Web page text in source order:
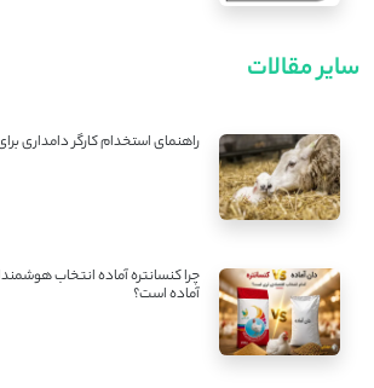
سایر مقالات
راهنمای استخدام کارگر دامداری
چرا کنسانتره آماده انتخاب
آماده است؟